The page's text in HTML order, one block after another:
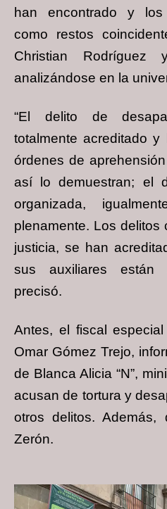
han encontrado y los
como restos
Christian
analizándose en la
“El delito de
totalmente acreditado
órdenes de
así lo demuestran; el
organizada,
plenamente. Los delitos
justicia, se han
sus auxiliares están
precisó.
Antes, el fiscal
Omar Gómez Trejo,
de Blanca Alicia “N”,
acusan de tortura y
otros delitos. Además,
Zerón.